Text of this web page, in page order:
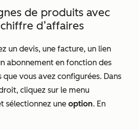
de produits avec
d’affaires
un devis, une facture, un lien
abonnement en fonction des
vous avez configurées. Dans
cliquez sur le menu
sélectionnez une option. En